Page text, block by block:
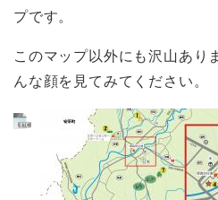
プです。
このマップ以外にも沢山あり
んな顔を見てみてください。